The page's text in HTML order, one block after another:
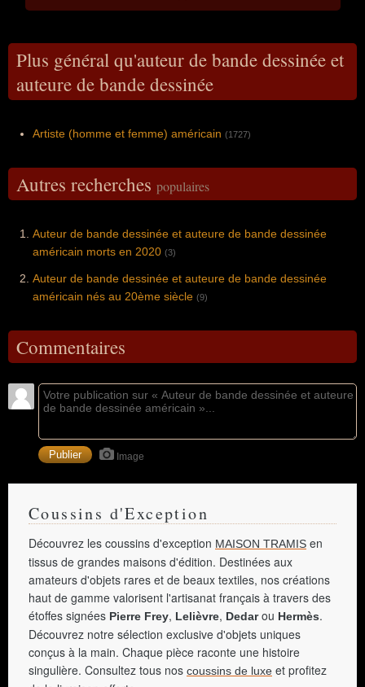
Plus général qu'auteur de bande dessinée et
auteure de bande dessinée
Artiste (homme et femme) américain (1727)
Autres recherches populaires
Auteur de bande dessinée et auteure de bande dessinée
américain morts en 2020 (3)
Auteur de bande dessinée et auteure de bande dessinée
américain nés au 20ème siècle (9)
Commentaires
Image
Coussins d'Exception
Découvrez les coussins d'exception MAISON TRAMIS en
tissus de grandes maisons d'édition. Destinées aux
amateurs d'objets rares et de beaux textiles, nos créations
haut de gamme valorisent l'artisanat français à travers des
étoffes signées Pierre Frey, Lelièvre, Dedarou Hermès.
Découvrez notre sélection exclusive d'objets uniques
conçus à la main. Chaque pièce raconte une histoire
singulière. Consultez tous nos coussins de luxe et profitez